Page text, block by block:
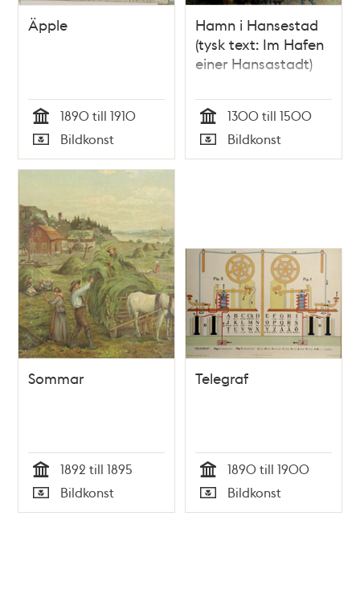
Äpple
Tid
1890 till 1910
Typ
Bildkonst
Hamn i Hansestad
(tysk text: Im Hafen
einer Hansastadt)
Tid
1300 till 1500
Typ
Bildkonst
Sommar
Tid
1892 till 1895
Typ
Bildkonst
Telegraf
Tid
1890 till 1900
Typ
Bildkonst